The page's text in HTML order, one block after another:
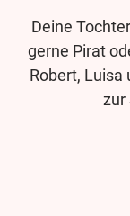
Deine
gerne Pirat
Robert, Luisa
zur